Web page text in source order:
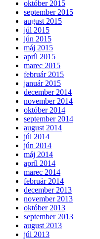
október 2015
september 2015
august 2015
júl 2015
jún 2015
máj 2015
apríl 2015
marec 2015
február 2015
január 2015
december 2014
november 2014
október 2014
september 2014
august 2014
júl 2014
jún 2014
máj 2014
apríl 2014
marec 2014
február 2014
december 2013
november 2013
október 2013
september 2013
august 2013
júl 2013